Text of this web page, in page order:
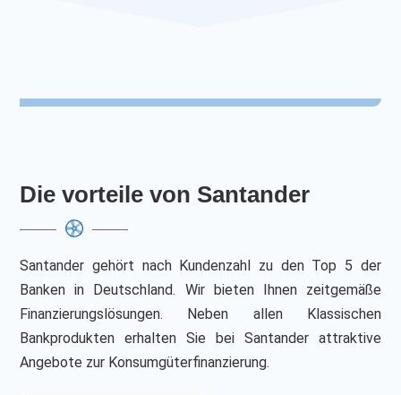
Die vorteile von Santander
Santander gehört nach Kundenzahl zu den Top 5 der
Banken in Deutschland. Wir bieten Ihnen zeitgemäße
Finanzierungslösungen. Neben allen Klassischen
Bankprodukten erhalten Sie bei Santander attraktive
Angebote zur Konsumgüterfinanzierung.